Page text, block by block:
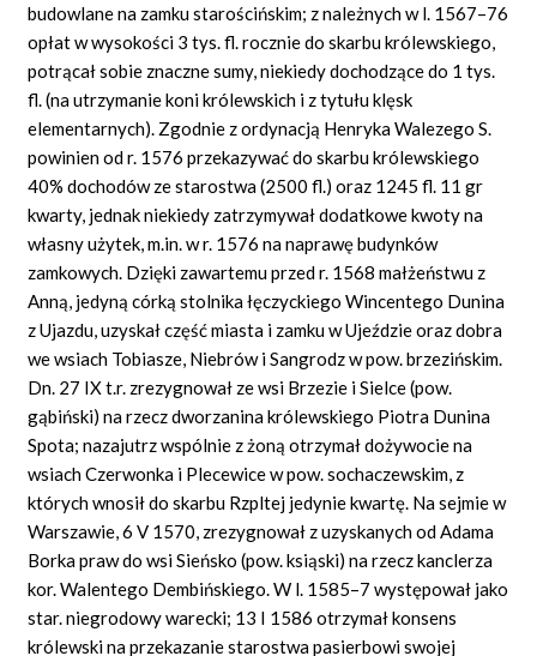
budowlane na zamku starościńskim; z należnych w l. 1567–76
opłat w wysokości 3 tys. fl. rocznie do skarbu królewskiego,
potrącał sobie znaczne sumy, niekiedy dochodzące do 1 tys.
fl. (na utrzymanie koni królewskich i z tytułu klęsk
elementarnych). Zgodnie z ordynacją Henryka Walezego S.
powinien od r. 1576 przekazywać do skarbu królewskiego
40% dochodów ze starostwa (2500 fl.) oraz 1245 fl. 11 gr
kwarty, jednak niekiedy zatrzymywał dodatkowe kwoty na
własny użytek, m.in. w r. 1576 na naprawę budynków
zamkowych. Dzięki zawartemu przed r. 1568 małżeństwu z
Anną, jedyną córką stolnika łęczyckiego Wincentego Dunina
z Ujazdu, uzyskał część miasta i zamku w Ujeździe oraz dobra
we wsiach Tobiasze, Niebrów i Sangrodz w pow. brzezińskim.
Dn. 27 IX t.r. zrezygnował ze wsi Brzezie i Sielce (pow.
gąbiński) na rzecz dworzanina królewskiego Piotra Dunina
Spota; nazajutrz wspólnie z żoną otrzymał dożywocie na
wsiach Czerwonka i Plecewice w pow. sochaczewskim, z
których wnosił do skarbu Rzpltej jedynie kwartę. Na sejmie w
Warszawie, 6 V 1570, zrezygnował z uzyskanych od Adama
Borka praw do wsi Sieńsko (pow. ksiąski) na rzecz kanclerza
kor. Walentego Dembińskiego. W l. 1585–7 występował jako
star. niegrodowy warecki; 13 I 1586 otrzymał konsens
królewski na przekazanie starostwa pasierbowi swojej